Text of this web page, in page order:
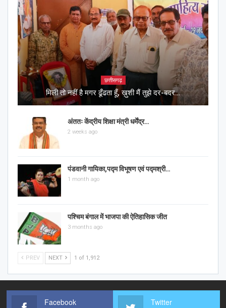
छत्तीसगढ़
मिली तो नहीं है मगर ढूँढता हूँ, ख़ुशी मैं तुझे दर-बदर…
अंततः केंद्रीय शिक्षा मंत्री धर्मेंद्र…
2 weeks ago
पंडवानी गायिका,पद्म विभूषण एवं पद्मश्री…
1 month ago
पश्चिम बंगाल में भाजपा की ऐतिहासिक जीत
3 months ago
PREV NEXT 1 of 1,912
Facebook Twitter